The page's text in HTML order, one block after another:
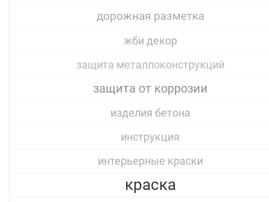
дорожная разметка
жби декор
защита металлоконструкций
защита от коррозии
изделия бетона
инструкция
интерьерные краски
краска